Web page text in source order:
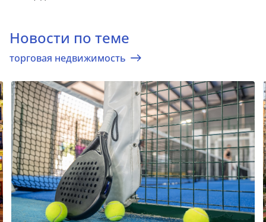
Новости по теме
торговая недвижимость